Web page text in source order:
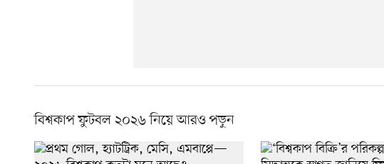
বিশ্বকাপ ফুটবল ২০২৬ নিয়ে আরও পড়ুন